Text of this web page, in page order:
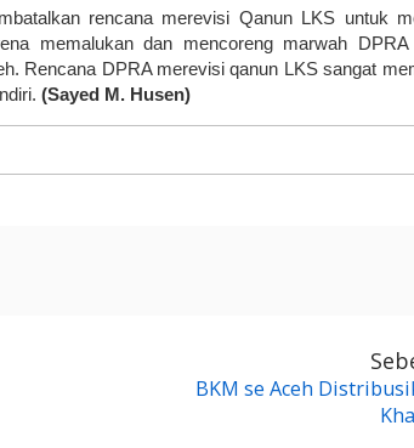
rencana merevisi Qanun LKS untuk
memalukan dan mencoreng marwah
Rencana DPRA merevisi qanun LKS sangat
(Sayed M. Husen)
BKM se Aceh